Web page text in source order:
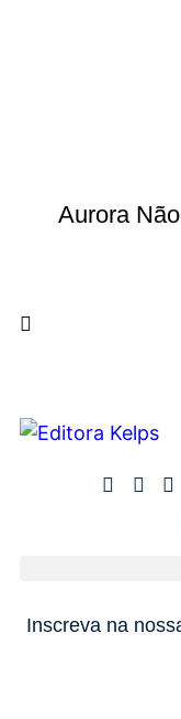
Aurora
Inscreva na